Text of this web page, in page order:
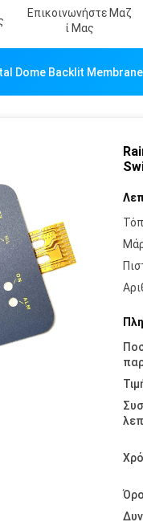
Επικοινωνήστε Μαζ
Ί Μας
Dome Backlit